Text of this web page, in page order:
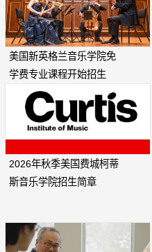
美国新英格兰音乐学院免
学费专业课程开始招生
2026年秋季美国费城柯蒂
斯音乐学院招生简章